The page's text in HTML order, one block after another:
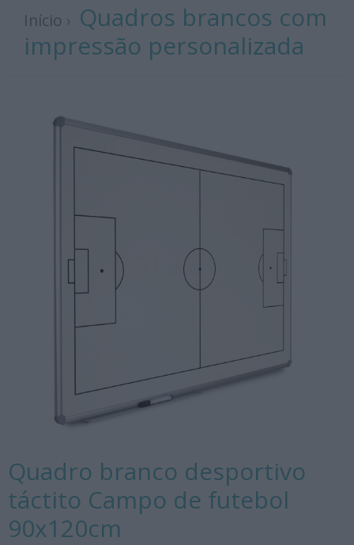
Início › Quadros brancos com
impressão personalizada
Quadro branco desportivo
táctito Campo de futebol
90x120cm